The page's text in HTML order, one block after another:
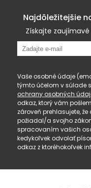
Najdôležitejšie
Získajte
Vaše osobné údaje
týmto účelom v súlade
ochrany osobných
odkaz, ktorý vám
zároveň prehlasujete,
požiadal/a svojho
spracovaním vašich
kedykoľvek odvolať
odkaz z ktoréhokoľvek